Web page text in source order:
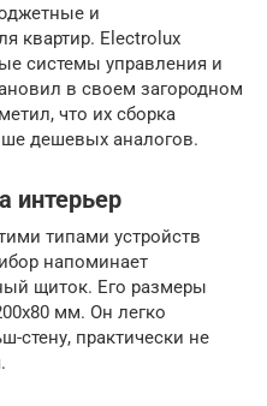
и
квартир. Electrolux
системы управления и
в своем загородном
что их сборка
дешевых аналогов.
интерьер
типами устройств
напоминает
щиток. Его размеры
мм. Он легко
стену, практически не